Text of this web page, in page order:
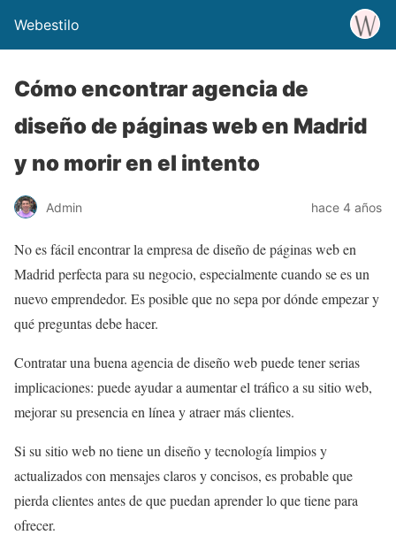
Webestilo
Cómo encontrar agencia de
diseño de páginas web en Madrid
y no morir en el intento
Admin hace 4 años
No es fácil encontrar la empresa de diseño de páginas web en
Madrid perfecta para su negocio, especialmente cuando se es un
nuevo emprendedor. Es posible que no sepa por dónde empezar y
qué preguntas debe hacer.
Contratar una buena agencia de diseño web puede tener serias
implicaciones: puede ayudar a aumentar el tráfico a su sitio web,
mejorar su presencia en línea y atraer más clientes.
Si su sitio web no tiene un diseño y tecnología limpios y
actualizados con mensajes claros y concisos, es probable que
pierda clientes antes de que puedan aprender lo que tiene para
ofrecer.